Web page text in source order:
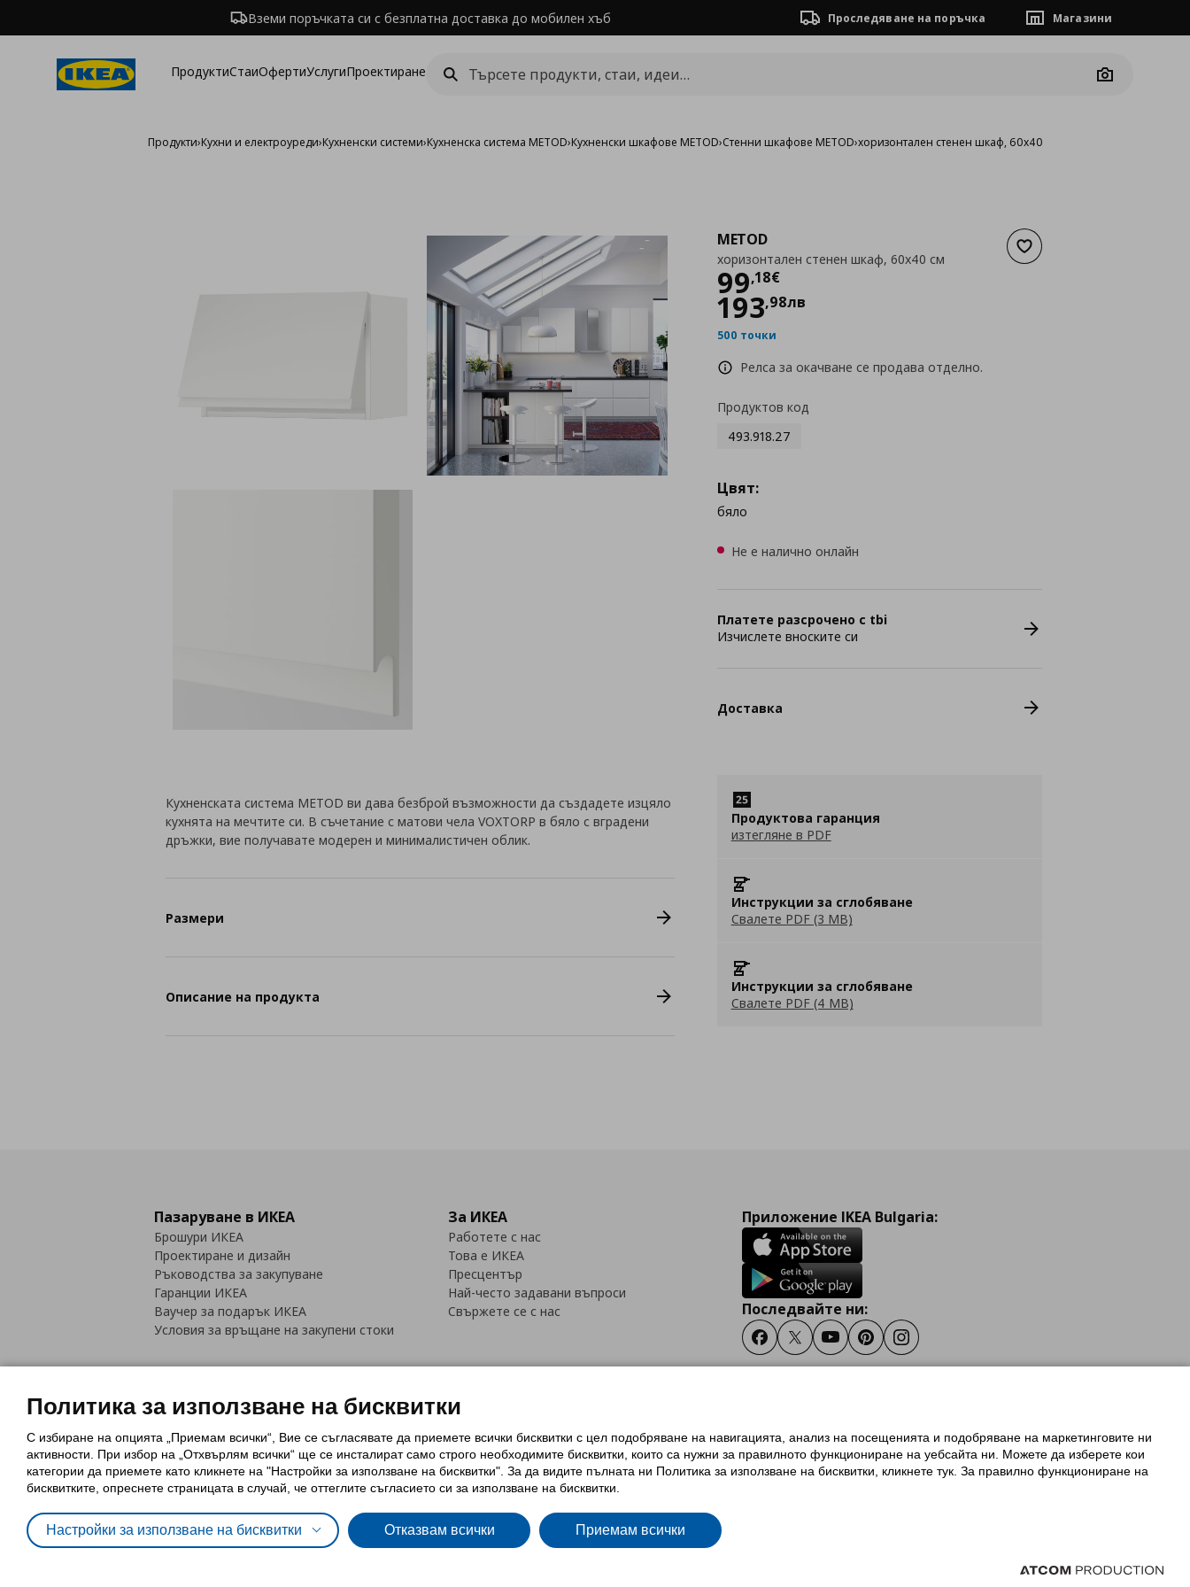
Вземи поръчката си с безплатна доставка до мобилен хъб Проследяване на поръчка Магазини
ПродуктиСтаиОфертиУслугиПроектиране
Camera
Продукти›Кухни и електроуреди›Кухненски системи›Кухненска система METOD›Кухненски шкафове METOD›Стенни шкафове METOD›хоризонтален стенен шкаф, 60x40 см
Добави към списъка с
METOD
хоризонтален стенен шкаф, 60x40 см
99,18€
Цена
193,98лв
500 точки
Релса за окачване се продава отделно.
Продуктов код
493.918.27
Цвят:
бяло
Не е налично онлайн
Платете разсрочено с tbi
Изчислете вноските си
Доставка
Продуктова гаранция
изтегляне в PDF
Инструкции за сглобяване
Свалете PDF (3 MB)
Инструкции за сглобяване
Свалете PDF (4 MB)
Кухненската система METOD ви дава безброй възможности да създадете изцяло
кухнята на мечтите си. В съчетание с матови чела VOXTORP в бяло с вградени
дръжки, вие получавате модерен и минималистичен облик.
Размери
Описание на продукта
Пазаруване в ИКЕА
Брошури ИКЕА
Проектиране и дизайн
Ръководства за закупуване
Гаранции ИКЕА
Ваучер за подарък ИКЕА
Условия за връщане на закупени стоки
За ИКЕА
Работете с нас
Това е ИКЕА
Пресцентър
Най-често задавани въпроси
Свържете се с нас
Приложение IKEA Bulgaria:
Последвайте ни:
FacebookTwitterYoutubePinterestInstagram
Политика за използване на бисквитки (Cookies)Избор на настройки за използване на бисквиткиУсловия за ползване на ikea.bg
Обща политика за личните данни
Политика за защита на личните данни на ikea.bg
Общи условия на програма IKEA Family
Политика за защита на лични данни на програма IKEA Family
Политика за използване на бисквитки
С избиране на опцията „Приемам всички“, Вие се съгласявате да приемете всички бисквитки с цел подобряване на навигацията, анализ на посещенията и подобряване на маркетинговите ни
активности. При избор на „Отхвърлям всички“ ще се инсталират само строго необходимитe бисквитки, които са нужни за правилното функциониране на уебсайта ни. Можете да изберете кои
категории да приемете като кликнете на "Настройки за използване на бисквитки". За да видите пълната ни Политика за използване на бисквитки, кликнете тук. За правилно функциониране на
бисквитките, опреснете страницата в случай, че оттеглите съгласието си за използване на бисквитки.
Настройки за използване на бисквитки Отказвам всички Приемам всички